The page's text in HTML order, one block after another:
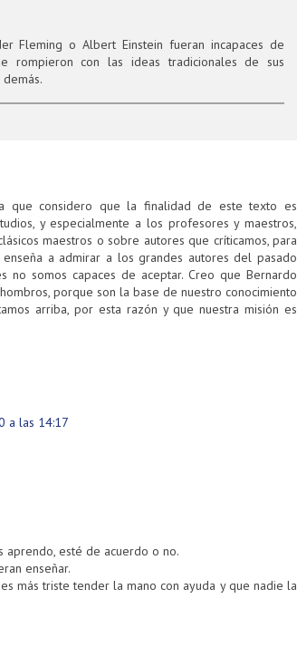
Fleming o Albert Einstein fueran incapaces de
rompieron con las ideas tradicionales de sus
que considero que la finalidad de este texto es
y especialmente a los profesores y maestros,
maestros o sobre autores que críticamos, para
a admirar a los grandes autores del pasado
somos capaces de aceptar. Creo que Bernardo
porque son la base de nuestro conocimiento
arriba, por esta razón y que nuestra misión es
a las 14:17
esté de acuerdo o no.
enseñar.
más triste tender la mano con ayuda y que nadie la